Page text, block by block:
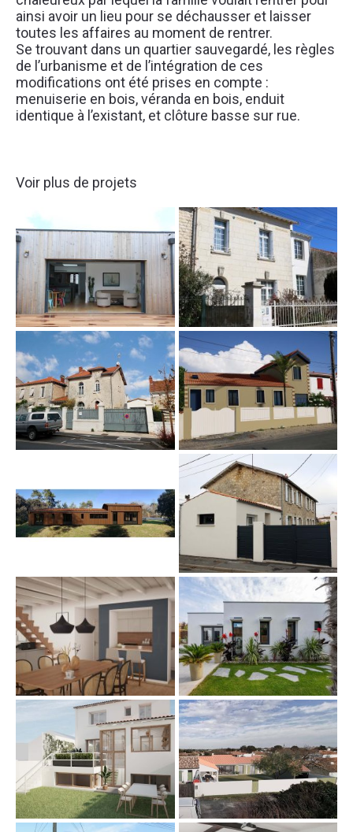
ainsi avoir un lieu pour se déchausser et laisser
toutes les affaires au moment de rentrer.
Se trouvant dans un quartier sauvegardé, les règles
de l’urbanisme et de l’intégration de ces
modifications ont été prises en compte :
menuiserie en bois, véranda en bois, enduit
identique à l’existant, et clôture basse sur rue.
Voir plus de projets